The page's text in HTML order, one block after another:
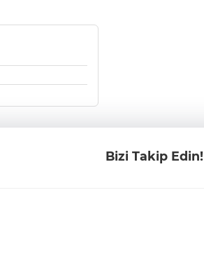
Bizi Takip Edin!